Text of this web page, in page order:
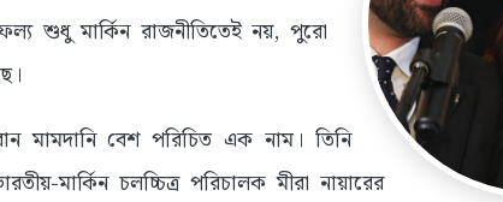
শুধু মার্কিন রাজনীতিতেই নয়, পুরো
মামদানি বেশ পরিচিত এক নাম। তিনি
মার্কিন চলচ্চিত্র পরিচালক মীরা নায়ারের